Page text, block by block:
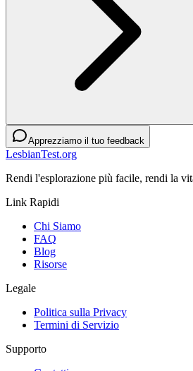
Apprezziamo il tuo feedback
LesbianTest.org
Rendi l'esplorazione più facile, rendi la
Link Rapidi
Chi Siamo
FAQ
Blog
Risorse
Legale
Politica sulla Privacy
Termini di Servizio
Supporto